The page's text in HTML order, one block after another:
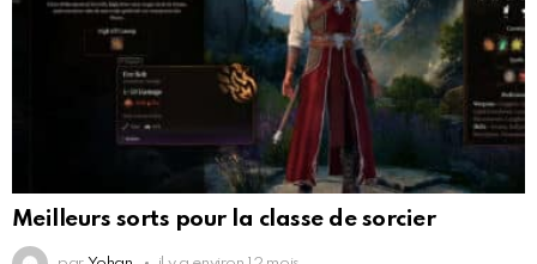
Meilleurs sorts pour la classe de sorcier